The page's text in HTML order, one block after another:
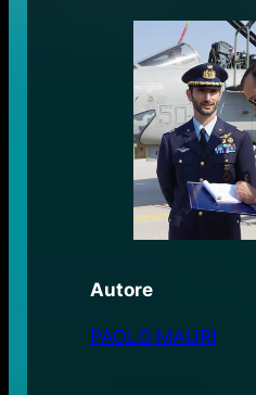
Autore
PAOLO MAURI